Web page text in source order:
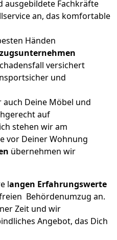
ausgebildete Fachkräfte
an, das komfortable
Händen
versichert
und
Deine Möbel und
auf
stehen wir am
vor Deiner Wohnung
übernehmen wir
langen Erfahrungswerte
Behördenumzug an.
Zeit und wir
Angebot, das Dich